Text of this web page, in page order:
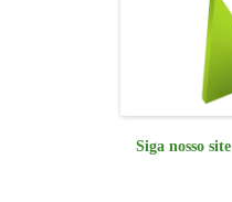
Siga nosso site